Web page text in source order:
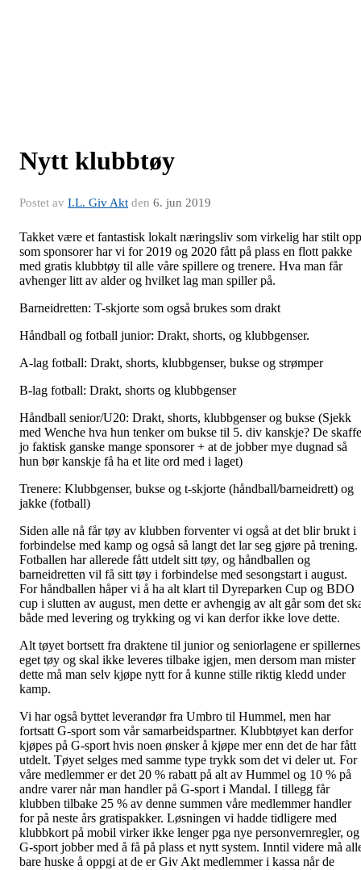
Nytt klubbtøy
Postet av I.L. Giv Akt den 6. jun 2019
Takket være et fantastisk lokalt næringsliv som virkelig har stilt opp
som sponsorer har vi for 2019 og 2020 fått på plass en flott pakke
med gratis klubbtøy til alle våre spillere og trenere. Hva man får
avhenger litt av alder og hvilket lag man spiller på.
Barneidretten: T-skjorte som også brukes som drakt
Håndball og fotball junior: Drakt, shorts, og klubbgenser.
A-lag fotball: Drakt, shorts, klubbgenser, bukse og strømper
B-lag fotball: Drakt, shorts og klubbgenser
Håndball senior/U20: Drakt, shorts, klubbgenser og bukse (Sjekk
med Wenche hva hun tenker om bukse til 5. div kanskje? De
jo faktisk ganske mange sponsorer + at de jobber mye dugnad så
hun bør kanskje få ha et lite ord med i laget)
Trenere: Klubbgenser, bukse og t-skjorte (håndball/barneidrett) og
jakke (fotball)
Siden alle nå får tøy av klubben forventer vi også at det blir brukt i
forbindelse med kamp og også så langt det lar seg gjøre på trening.
Fotballen har allerede fått utdelt sitt tøy, og håndballen og
barneidretten vil få sitt tøy i forbindelse med sesongstart i august.
For håndballen håper vi å ha alt klart til Dyreparken Cup og BDO
cup i slutten av august, men dette er avhengig av alt går som det
både med levering og trykking og vi kan derfor ikke love dette.
Alt tøyet bortsett fra draktene til junior og seniorlagene er spillernes
eget tøy og skal ikke leveres tilbake igjen, men dersom man mister
dette må man selv kjøpe nytt for å kunne stille riktig kledd under
kamp.
Vi har også byttet leverandør fra Umbro til Hummel, men har
fortsatt G-sport som vår samarbeidspartner. Klubbtøyet kan derfor
kjøpes på G-sport hvis noen ønsker å kjøpe mer enn det de har fått
utdelt. Tøyet selges med samme type trykk som det vi deler ut. For
våre medlemmer er det 20 % rabatt på alt av Hummel og 10 % på
andre varer når man handler på G-sport i Mandal. I tillegg får
klubben tilbake 25 % av denne summen våre medlemmer handler
for på neste års gratispakker. Løsningen vi hadde tidligere med
klubbkort på mobil virker ikke lenger pga nye personvernregler, og
G-sport jobber med å få på plass et nytt system. Inntil videre må
bare huske å oppgi at de er Giv Akt medlemmer i kassa når de